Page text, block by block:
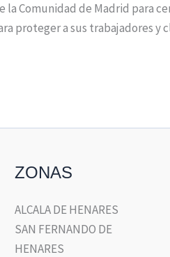
la Comunidad de Madrid para
proteger a sus trabajadores y
ZONAS
ALCALA DE HENARES
SAN FERNANDO DE
HENARES